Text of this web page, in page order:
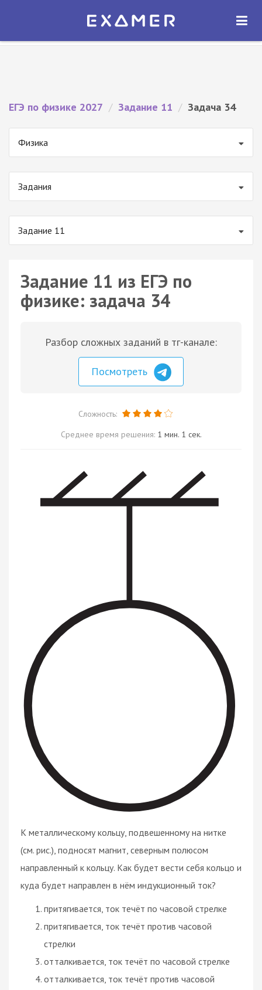
Экзамер — ЕГЭ 2027
ОТКРЫТЬ
ЕГЭ по физике 2027 / Задание 11 / Задача 34
Физика
Задания
Задание 11
Задание 11 из ЕГЭ по
физике: задача 34
Разбор сложных заданий в тг-канале:
Посмотреть
Сложность:
Среднее время решения: 1 мин. 1 сек.
К металлическому кольцу, подвешенному на нитке
(см. рис.), подносят магнит, северным полюсом
направленный к кольцу. Как будет вести себя кольцо и
куда будет направлен в нём индукционный ток?
притягивается, ток течёт по часовой стрелке
притягивается, ток течёт против часовой
стрелки
отталкивается, ток течёт по часовой стрелке
отталкивается, ток течёт против часовой